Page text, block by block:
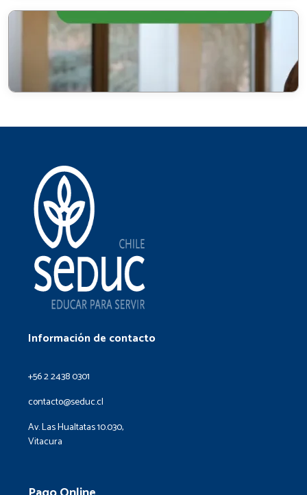
Información de contacto
+56 2 2438 0301
contacto@seduc.cl
Av. Las Hualtatas 10.030,
Vitacura